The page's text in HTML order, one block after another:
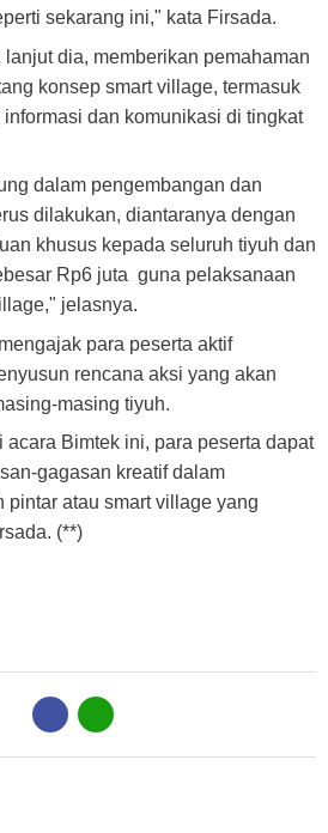
sekarang ini," kata Firsada.
dia, memberikan pemahaman
konsep smart village, termasuk
dan komunikasi di tingkat
dalam pengembangan dan
dilakukan, diantaranya dengan
khusus kepada seluruh tiyuh dan
Rp6 juta guna pelaksanaan
jelasnya.
para peserta aktif
rencana aksi yang akan
masing tiyuh.
Bimtek ini, para peserta dapat
gagasan kreatif dalam
pintar atau smart village yang
(**)
B